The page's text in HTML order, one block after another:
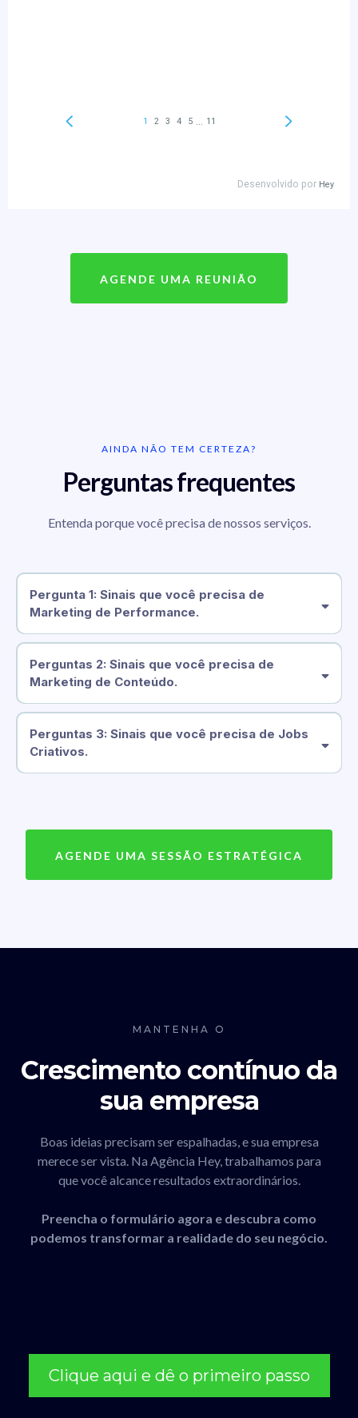
AGENDE UMA REUNIÃO
AINDA NÃO TEM CERTEZA?
Perguntas frequentes
Entenda porque você precisa de nossos serviços.
Pergunta 1: Sinais que você precisa de
Marketing de Performance.
O que podemos resolver?
Perguntas 2: Sinais que você precisa de
Marketing de Conteúdo.
Perguntas 3: Sinais que você precisa de Jobs
Criativos.
O que podemos resolver:
AGENDE UMA SESSÃO ESTRATÉGICA
MANTENHA O
Crescimento contínuo da
sua empresa
Boas ideias precisam ser espalhadas, e sua empresa
merece ser vista. Na Agência Hey, trabalhamos para
que você alcance resultados extraordinários.
Preencha o formulário agora e descubra como
podemos transformar a realidade do seu negócio.
Clique aqui e dê o primeiro passo